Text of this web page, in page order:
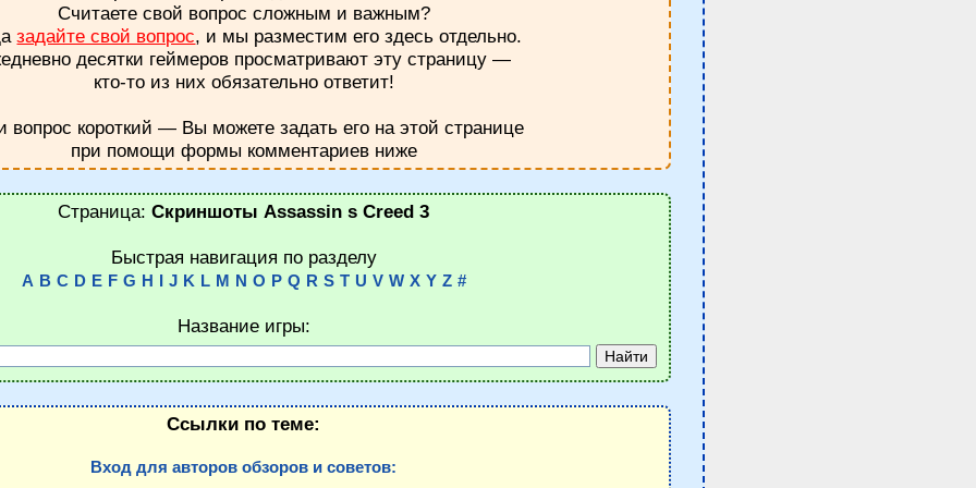
Считаете свой вопрос сложным и важным?
задайте свой вопрос, и мы разместим его здесь отдельно.
десятки геймеров просматривают эту страницу —
кто-то из них обязательно ответит!
вопрос короткий — Вы можете задать его на этой странице
при помощи формы комментариев ниже
Страница:Скриншоты Assassin s Creed 3
Быстрая навигация по разделу
A B C D E F G H J K L M N O P Q R S T U V W X Y Z #
Название игры:
Ссылки по теме:
Вход для авторов обзоров и советов: